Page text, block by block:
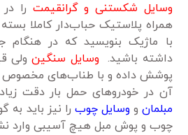
وسایل شکستنی و گرانقیمت را
همراه پلاستیک حباب‌دار کاملا
با ماژیک بنویسید که در هنگام
داشته باشید. وسایل سنگینولی
پوشش داده و با طناب‌های مخصوص
آن در خودرو‌های حمل بار دقت
مبلمان و وسایل چوب را نیز باید به
چوب و پوش مبل هیچ آسیبی وارد